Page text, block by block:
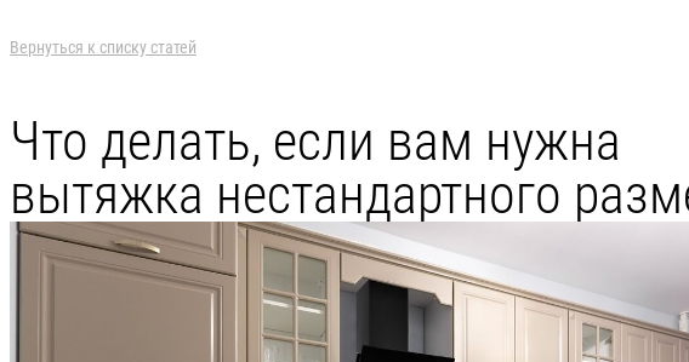
Вернуться к списку статей
Что делать, если вам нужна
вытяжка нестандартного